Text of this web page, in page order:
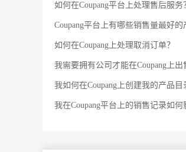
如何在Coupang平台上处理售后服务
Coupang平台上有哪些销售量最好的
如何在Coupang上处理取消订单？
我需要拥有公司才能在Coupang上出
我如何在Coupang上创建我的产品目
我在Coupang平台上的销售记录如何